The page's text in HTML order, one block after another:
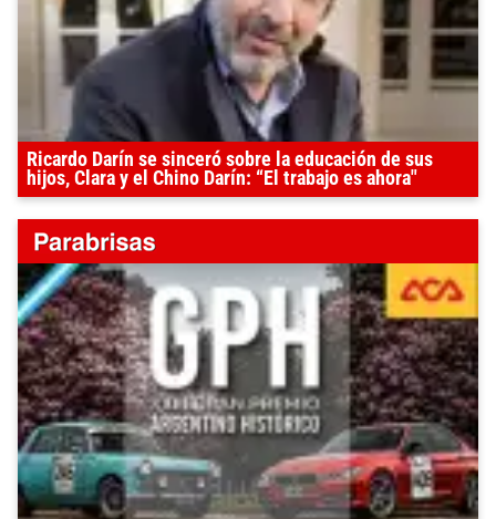
Ricardo Darín se sinceró sobre la educación de sus
hijos, Clara y el Chino Darín: “El trabajo es ahora"